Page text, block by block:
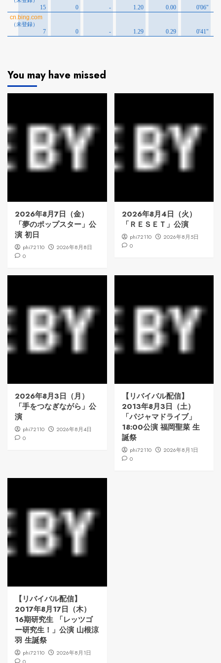
You may have missed
2026年8月7日（金）
「夢のポップスター」公
演 初日
phi72110
2026年8月8日
0
2026年8月4日（火）
「ＲＥＳＥＴ」公演
phi72110
2026年8月5日
0
2026年8月3日（月）
「手をつなぎながら」公
演
phi72110
2026年8月4日
0
【リバイバル配信】
2013年8月3日（土）
「パジャマドライブ」
18:00公演 福岡聖菜 生
誕祭
phi72110
2026年8月1日
0
【リバイバル配信】
2017年8月17日（木）
16期研究生 「レッツゴ
ー研究生！」公演 山根涼
羽 生誕祭
phi72110
2026年8月1日